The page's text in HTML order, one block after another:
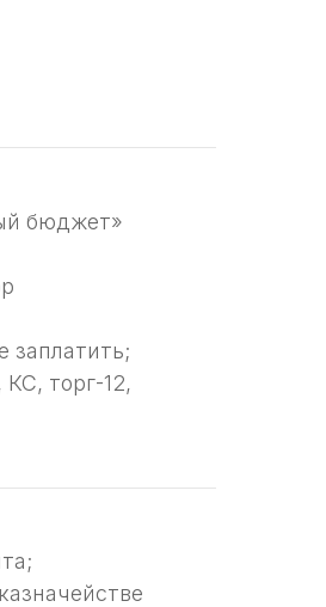
бюджет»
заплатить;
торг-12,